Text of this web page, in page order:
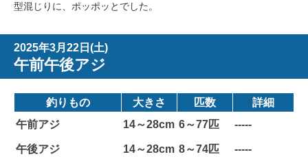
型混じりに、ポッポッとでした。
2025年3月22日(土)
午前午後アジ
釣りもの 大きさ 匹数
詳細
午前アジ
14～28cm 6～77匹 -----
午後アジ 14～28cm 8～74匹 -----